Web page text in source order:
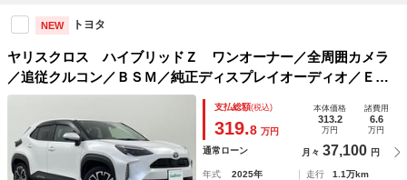
NEW トヨタ
ヤリスクロス ハイブリッドＺ ワンオーナー／全周囲カメラ
／追従クルコン／ＢＳＭ／純正ディスプレイオーディオ／ＥＴ
Ｃ２．０／ドラレコ／パワーバックドア／ＡＣ１００Ｖ／ハー
フレザー／シートヒーター／パワーシート／ステアヒーター
支払総額(税込)
319.8 万円
本体価格
313.2
万円
諸費用
6.6
万円
通常ローン 月々 37,100 円
年式 2025年 走行
1.1万km